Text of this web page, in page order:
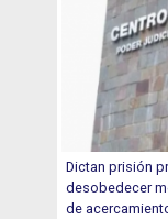
Dictan prisión
desobedecer
de